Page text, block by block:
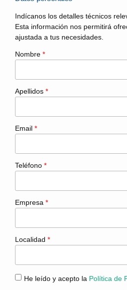
Indícanos los detalles técnicos
Esta información nos permitirá
ajustada a tus necesidades.
Nombre *
Apellidos *
Email *
Teléfono *
Empresa *
Localidad *
He leído y acepto la Política de